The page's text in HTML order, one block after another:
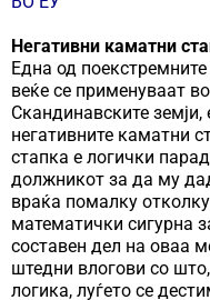
Негативни каматни
Една од
веќе се применуваат
Скандинавските земји,
негативните каматни
стапка е логички
должникот за да му
враќа помалку
математички сигурна
составен дел на оваа
штедни влогови со
логика, луѓето се